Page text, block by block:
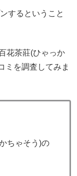
するということ
花茶莊(ひゃっか
ミを調査してみま
ちゃそう)の